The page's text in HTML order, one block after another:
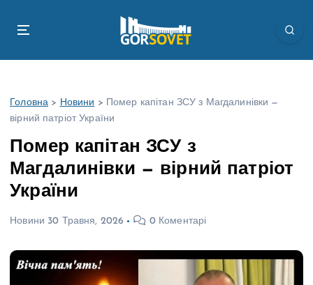
Головна > Новини >
Помер капітан ЗСУ з Магдалинівки —
вірний патріот України
Помер капітан ЗСУ з
Магдалинівки — вірний патріот
України
Новини 30 Травня, 2026 0 Коментарі